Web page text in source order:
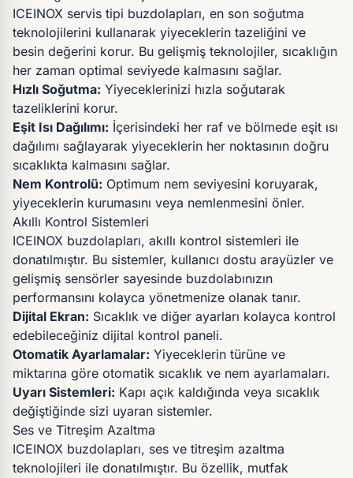
ICEINOX servis tipi buzdolapları, en son soğutma
teknolojilerini kullanarak yiyeceklerin tazeliğini ve
besin değerini korur. Bu gelişmiş teknolojiler, sıcaklığın
her zaman optimal seviyede kalmasını sağlar.
Hızlı Soğutma: Yiyeceklerinizi hızla soğutarak
tazeliklerini korur.
Eşit Isı Dağılımı: İçerisindeki her raf ve bölmede eşit ısı
dağılımı sağlayarak yiyeceklerin her noktasının doğru
sıcaklıkta kalmasını sağlar.
Nem Kontrolü: Optimum nem seviyesini koruyarak,
yiyeceklerin kurumasını veya nemlenmesini önler.
Akıllı Kontrol Sistemleri
ICEINOX buzdolapları, akıllı kontrol sistemleri ile
donatılmıştır. Bu sistemler, kullanıcı dostu arayüzler ve
gelişmiş sensörler sayesinde buzdolabınızın
performansını kolayca yönetmenize olanak tanır.
Dijital Ekran: Sıcaklık ve diğer ayarları kolayca kontrol
edebileceğiniz dijital kontrol paneli.
Otomatik Ayarlamalar: Yiyeceklerin türüne ve
miktarına göre otomatik sıcaklık ve nem ayarlamaları.
Uyarı Sistemleri: Kapı açık kaldığında veya sıcaklık
değiştiğinde sizi uyaran sistemler.
Ses ve Titreşim Azaltma
ICEINOX buzdolapları, ses ve titreşim azaltma
teknolojileri ile donatılmıştır. Bu özellik, mutfak